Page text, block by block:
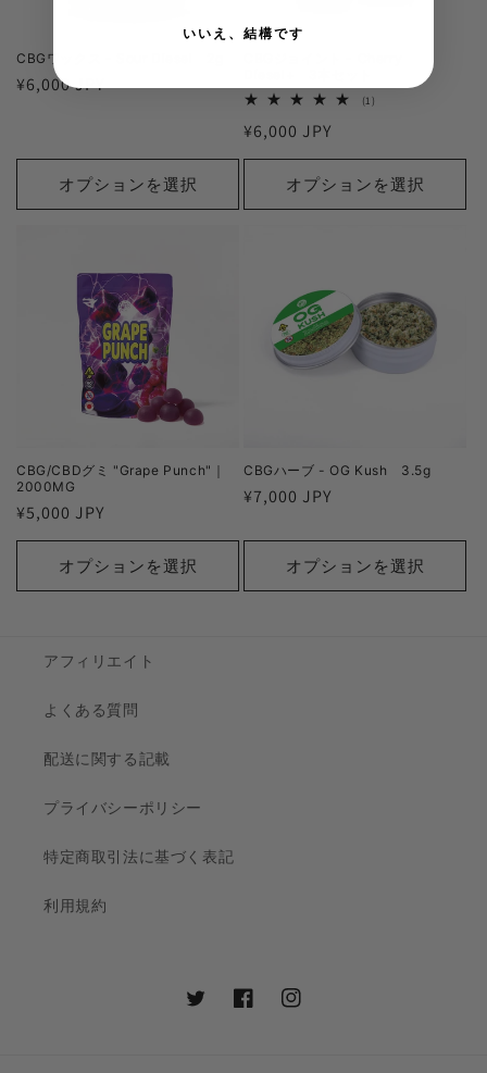
CBGワックス - Sour Diesel 2g
通
格
¥6,000 JPY
オプションを選択
(1)
ー
数
の
合
通
常
格
¥6,000 JPY
オプションを選択
CBG/CBDグミ "Grape Punch"｜
2000MG
通
常
格
¥5,000 JPY
オプションを選択
CBGハーブ - OG Kush 3.5g
通
価
¥7,000 JPY
オプションを選択
アフィリエイト
よくある質問
配送に関する記載
プライバシーポリシー
特定商取引法に基づく表記
利用規約
TwitterFacebookInstagram
いいえ、結構です